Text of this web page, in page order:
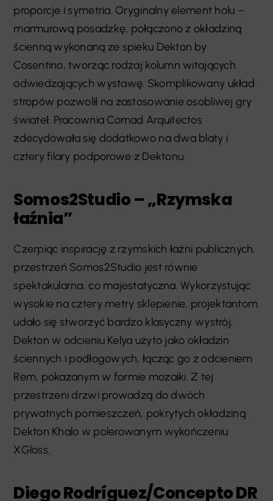
proporcje i symetria. Oryginalny element holu –
marmurową posadzkę, połączono z okładziną
ścienną wykonaną ze spieku Dekton by
Cosentino, tworząc rodzaj kolumn witających
odwiedzających wystawę. Skomplikowany układ
stropów pozwolił na zastosowanie osobliwej gry
świateł. Pracownia Comad Arquitectos
zdecydowała się dodatkowo na dwa blaty i
cztery filary podporowe z Dektonu.
Somos2Studio – „Rzymska
łaźnia”
Czerpiąc inspirację z rzymskich łaźni publicznych,
przestrzeń Somos2Studio jest równie
spektakularna, co majestatyczna. Wykorzystując
wysokie na cztery metry sklepienie, projektantom
udało się stworzyć bardzo klasyczny wystrój.
Dekton w odcieniu Kelya użyto jako okładzin
ściennych i podłogowych, łącząc go z odcieniem
Rem, pokazanym w formie mozaiki. Z tej
przestrzeni drzwi prowadzą do dwóch
prywatnych pomieszczeń, pokrytych okładziną
Dekton Khalo w polerowanym wykończeniu
XGloss.
Diego Rodríguez/Concepto DR